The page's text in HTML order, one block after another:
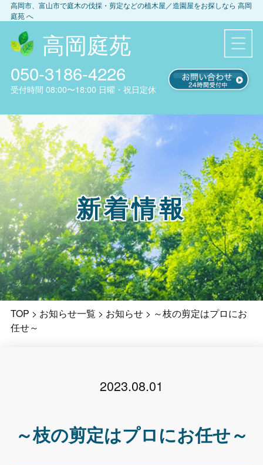
高岡市、富山市で庭木の伐採・剪定などの植木屋／造園屋をお探しなら 高岡
庭苑へ
高岡庭苑
050-3186-4226
受付時間 08:00〜18:00 日曜・祝日定休
新着情報
TOP > お知らせ一覧 > お知らせ> ～枝の剪定はプロにお
任せ～
2023.08.01
～枝の剪定はプロにお任せ～